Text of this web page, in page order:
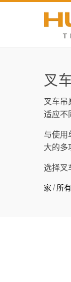
叉
叉车吊
适应不
与使用
大的多
选择叉
家 / 所